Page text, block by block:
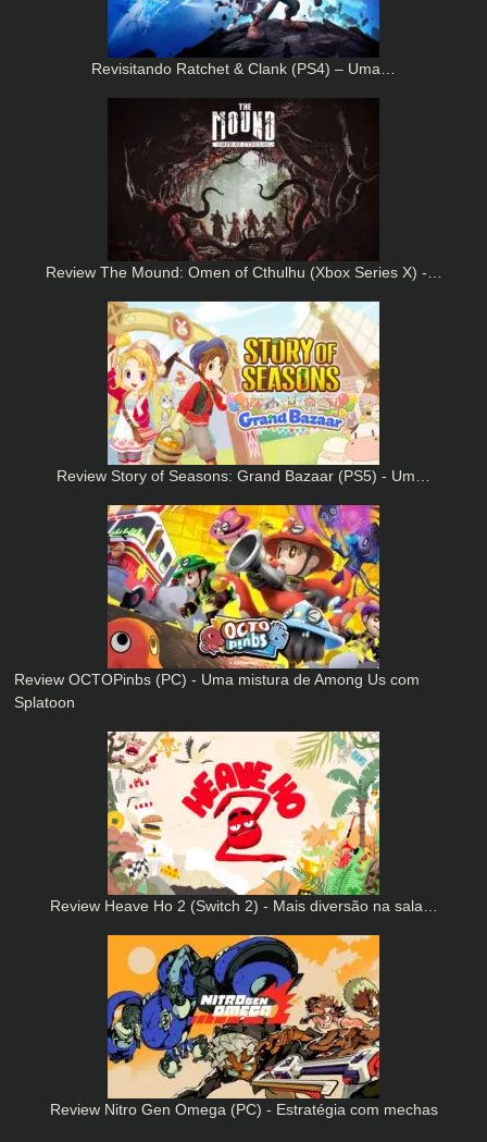
Revisitando Ratchet & Clank (PS4) – Uma…
Review The Mound: Omen of Cthulhu (Xbox Series X) -…
Review Story of Seasons: Grand Bazaar (PS5) - Um…
Review OCTOPinbs (PC) - Uma mistura de Among Us com
Splatoon
Review Heave Ho 2 (Switch 2) - Mais diversão na sala…
Review Nitro Gen Omega (PC) - Estratégia com mechas